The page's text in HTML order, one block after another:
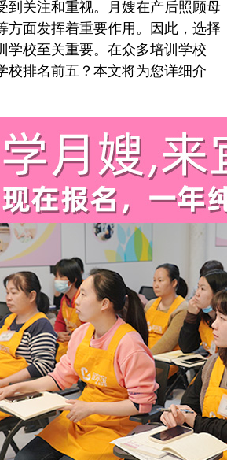
到关注和重视。月嫂在产后照顾母
方面发挥着重要作用。因此，选择
学校至关重要。在众多培训学校
校排名前五？本文将为您详细介